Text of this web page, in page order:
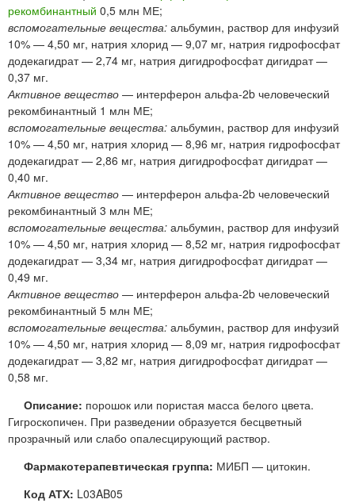
рекомбинантный 0,5 млн МЕ;
вспомогательные вещества: альбумин, раствор для инфузий
10% — 4,50 мг, натрия хлорид — 9,07 мг, натрия гидрофосфат
додекагидрат — 2,74 мг, натрия дигидрофосфат дигидрат —
0,37 мг.
Активное вещество — интерферон альфа-2b человеческий
рекомбинантный 1 млн МЕ;
вспомогательные вещества: альбумин, раствор для инфузий
10% — 4,50 мг, натрия хлорид — 8,96 мг, натрия гидрофосфат
додекагидрат — 2,86 мг, натрия дигидрофосфат дигидрат —
0,40 мг.
Активное вещество — интерферон альфа-2b человеческий
рекомбинантный 3 млн МЕ;
вспомогательные вещества: альбумин, раствор для инфузий
10% — 4,50 мг, натрия хлорид — 8,52 мг, натрия гидрофосфат
додекагидрат — 3,34 мг, натрия дигидрофосфат дигидрат —
0,49 мг.
Активное вещество — интерферон альфа-2b человеческий
рекомбинантный 5 млн МЕ;
вспомогательные вещества: альбумин, раствор для инфузий
10% — 4,50 мг, натрия хлорид — 8,09 мг, натрия гидрофосфат
додекагидрат — 3,82 мг, натрия дигидрофосфат дигидрат —
0,58 мг.
Описание: порошок или пористая масса белого цвета.
Гигроскопичен. При разведении образуется бесцветный
прозрачный или слабо опалесцирующий раствор.
Фармакотерапевтическая группа: МИБП — цитокин.
Код АТХ: L03AB05